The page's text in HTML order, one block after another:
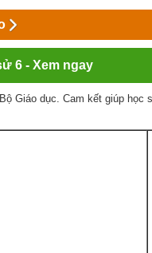
6 - Xem ngay
Giáo dục. Cam kết giúp